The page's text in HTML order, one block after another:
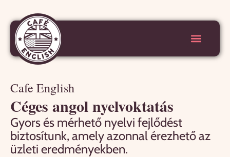
Cafe English
Céges angol nyelvoktatás
Gyors és mérhető nyelvi fejlődést
biztosítunk, amely azonnal érezhető az
üzleti eredményekben.